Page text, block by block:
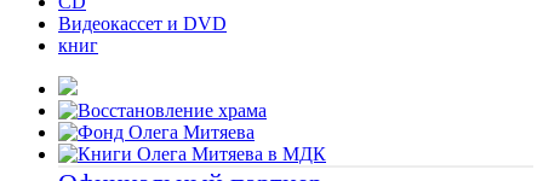
Видеокассет и DVD
книг